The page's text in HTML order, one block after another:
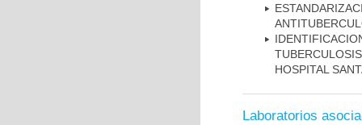
HOSPITAL
Laboratorios